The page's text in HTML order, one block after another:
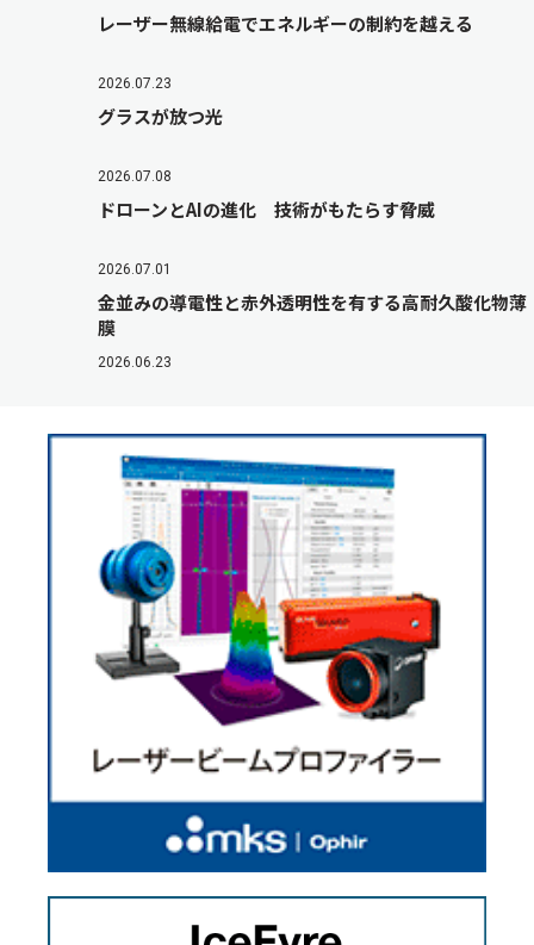
レーザー無線給電でエネルギーの制約を越える
2026.07.23
グラスが放つ光
2026.07.08
ドローンとAIの進化 技術がもたらす脅威
2026.07.01
金並みの導電性と赤外透明性を有する高耐久酸化物薄
膜
2026.06.23